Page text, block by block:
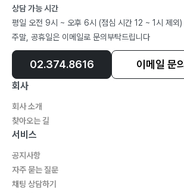
상담 가능 시간
평일 오전 9시 ~ 오후 6시 (점심 시간 12 ~ 1시 제외)
주말, 공휴일은 이메일로 문의부탁드립니다
02.374.8616 이메일 문의
회사
회사 소개
찾아오는 길
서비스
공지사항
자주 묻는 질문
채팅 상담하기